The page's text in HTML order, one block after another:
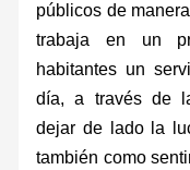
públicos de
trabaja en un
habitantes un
día, a través de
dejar de lado la
también como